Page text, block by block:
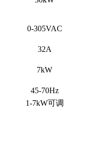
0-305VAC
32A
7kW
45-70Hz
1-7kW可调